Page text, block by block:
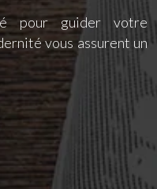
pour guider votre
vous assurent un